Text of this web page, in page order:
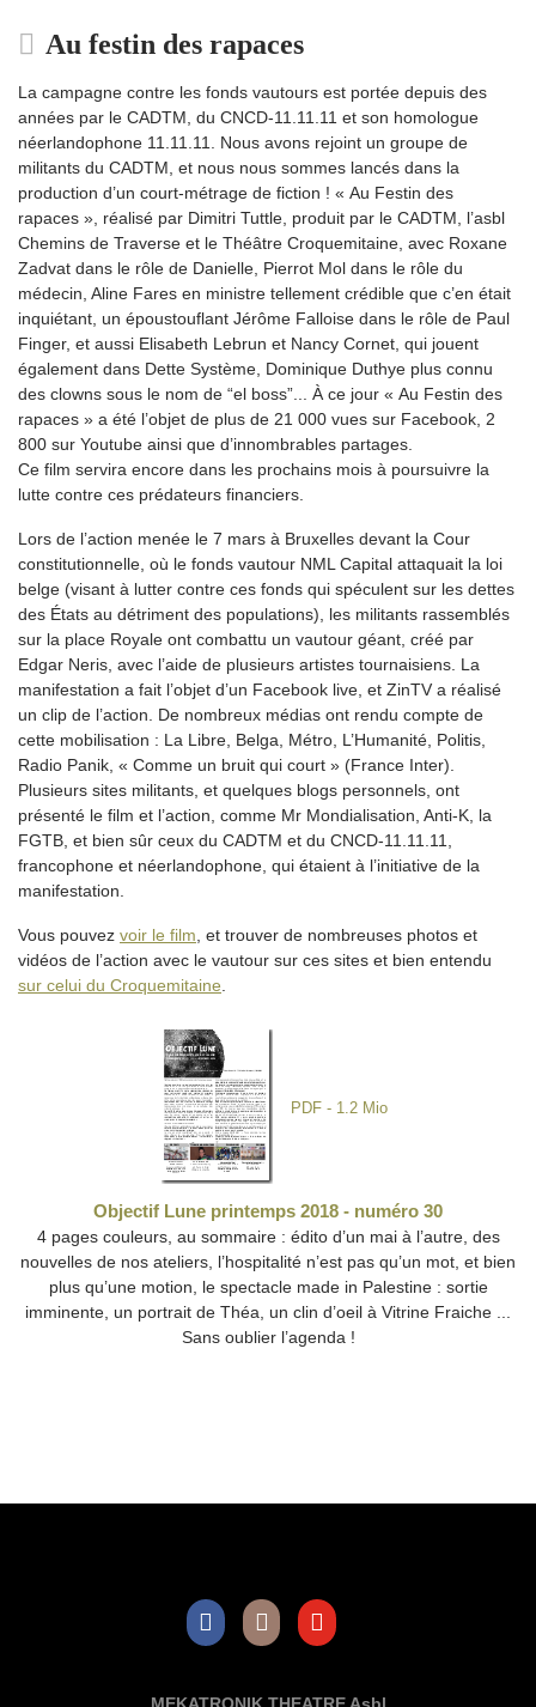
Au festin des rapaces
La campagne contre les fonds vautours est portée depuis des
années par le CADTM, du CNCD-11.11.11 et son homologue
néerlandophone 11.11.11. Nous avons rejoint un groupe de
militants du CADTM, et nous nous sommes lancés dans la
production d’un court-métrage de fiction ! « Au Festin des
rapaces », réalisé par Dimitri Tuttle, produit par le CADTM, l’asbl
Chemins de Traverse et le Théâtre Croquemitaine, avec Roxane
Zadvat dans le rôle de Danielle, Pierrot Mol dans le rôle du
médecin, Aline Fares en ministre tellement crédible que c’en était
inquiétant, un époustouflant Jérôme Falloise dans le rôle de Paul
Finger, et aussi Elisabeth Lebrun et Nancy Cornet, qui jouent
également dans Dette Système, Dominique Duthye plus connu
des clowns sous le nom de “el boss”... À ce jour « Au Festin des
rapaces » a été l’objet de plus de 21 000 vues sur Facebook, 2
800 sur Youtube ainsi que d’innombrables partages.
Ce film servira encore dans les prochains mois à poursuivre la
lutte contre ces prédateurs financiers.
Lors de l’action menée le 7 mars à Bruxelles devant la Cour
constitutionnelle, où le fonds vautour NML Capital attaquait la loi
belge (visant à lutter contre ces fonds qui spéculent sur les dettes
des États au détriment des populations), les militants rassemblés
sur la place Royale ont combattu un vautour géant, créé par
Edgar Neris, avec l’aide de plusieurs artistes tournaisiens. La
manifestation a fait l’objet d’un Facebook live, et ZinTV a réalisé
un clip de l’action. De nombreux médias ont rendu compte de
cette mobilisation : La Libre, Belga, Métro, L’Humanité, Politis,
Radio Panik, « Comme un bruit qui court » (France Inter).
Plusieurs sites militants, et quelques blogs personnels, ont
présenté le film et l’action, comme Mr Mondialisation, Anti-K, la
FGTB, et bien sûr ceux du CADTM et du CNCD-11.11.11,
francophone et néerlandophone, qui étaient à l’initiative de la
manifestation.
Vous pouvez voir le film , et trouver de nombreuses photos et
vidéos de l’action avec le vautour sur ces sites et bien entendu
sur celui du Croquemitaine
PDF - 1.2 Mio
Objectif Lune printemps 2018 - numéro 30
4 pages couleurs, au sommaire : édito d’un mai à l’autre, des
nouvelles de nos ateliers, l’hospitalité n’est pas qu’un mot, et bien
plus qu’une motion, le spectacle made in Palestine : sortie
imminente, un portrait de Théa, un clin d’oeil à Vitrine Fraiche ...
Sans oublier l’agenda !
MEKATRONIK THEATRE Asbl